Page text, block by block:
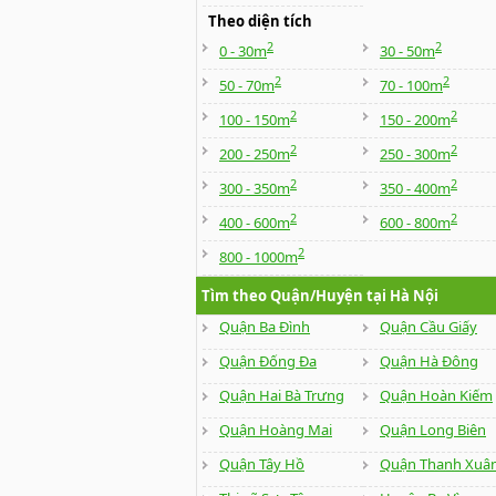
Theo diện tích
0 - 30m2 30 - 50m2
50 - 70m2 70 - 100m2
100 - 150m2 150 - 200m2
200 - 250m2 250 - 300m2
300 - 350m2 350 - 400m2
400 - 600m2 600 - 800m2
800 - 1000m2
Tìm theo Quận/Huyện tại Hà Nội
Quận Ba Đình
Quận Cầu Giấy
Quận Đống Đa
Quận Hà Đông
Quận Hai Bà Trưng
Quận Hoàn Kiếm
Quận Hoàng Mai
Quận Long Biên
Quận Tây Hồ
Quận Thanh